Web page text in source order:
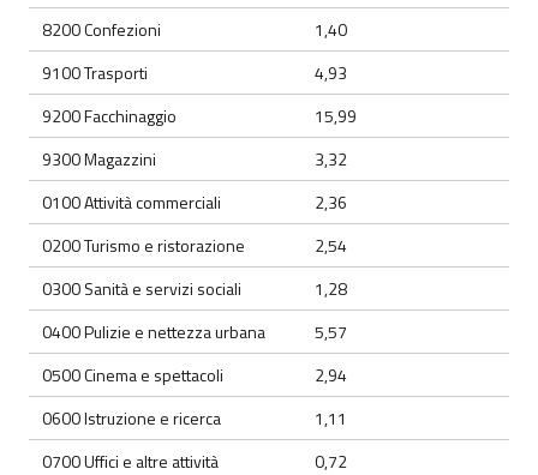
8200 Confezioni
1,40
9100 Trasporti
4,93
9200 Facchinaggio
15,99
9300 Magazzini
3,32
0100 Attività commerciali
2,36
0200 Turismo e ristorazione
2,54
0300 Sanità e servizi sociali
1,28
0400 Pulizie e nettezza urbana
5,57
0500 Cinema e spettacoli
2,94
0600 Istruzione e ricerca
1,11
0700 Uffici e altre attività
0,72